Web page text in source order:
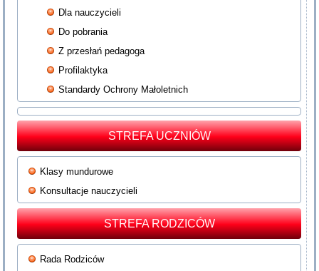
Dla nauczycieli
Do pobrania
Z przesłań pedagoga
Profilaktyka
Standardy Ochrony Małoletnich
STREFA UCZNIÓW
Klasy mundurowe
Konsultacje nauczycieli
STREFA RODZICÓW
Rada Rodziców